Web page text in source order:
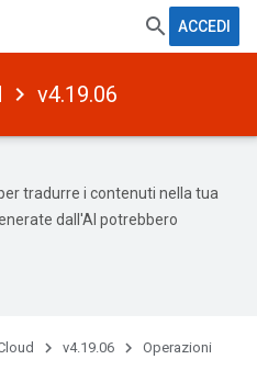
ACCEDI
v4.19.06
tradurre i contenuti nella tua
dall'AI potrebbero
v4.19.06 Operazioni